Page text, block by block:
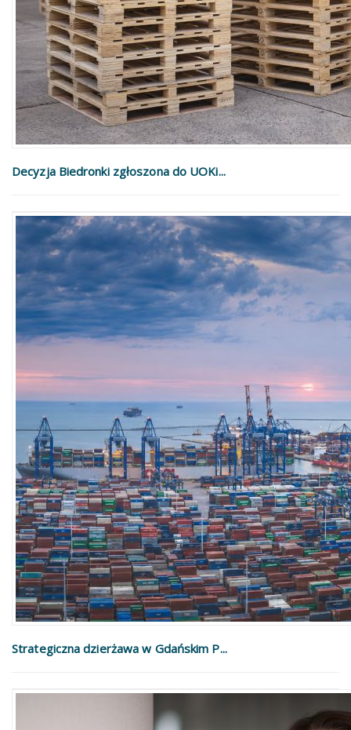
Decyzja Biedronki zgłoszona do UOKi...
Strategiczna dzierżawa w Gdańskim P...